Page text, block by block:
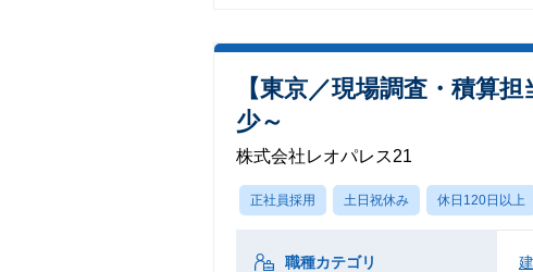
【東京／現場調査・積算
少～
株式会社レオパレス21
正社員採用 土日祝休み 休日120日以上
職種カテゴリ